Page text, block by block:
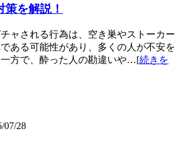
を解説！
ャされる行為は、空き巣やストーカー
ある可能性があり、多くの人が不安を
方で、酔った人の勘違いや…[続きを
07/28